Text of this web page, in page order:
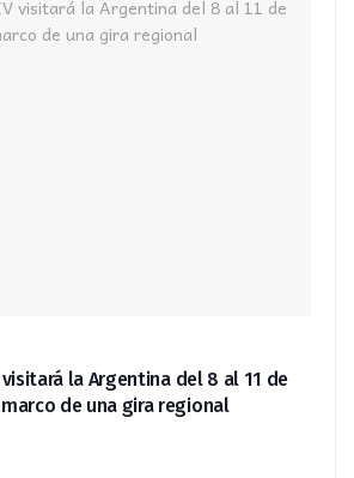
visitará la Argentina del 8 al 11 de
de una gira regional